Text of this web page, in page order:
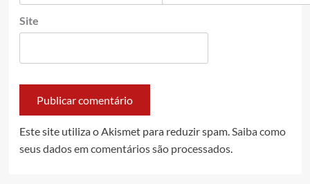
Site
Este site utiliza o Akismet para reduzir spam.Saiba como
seus dados em comentários são processados.